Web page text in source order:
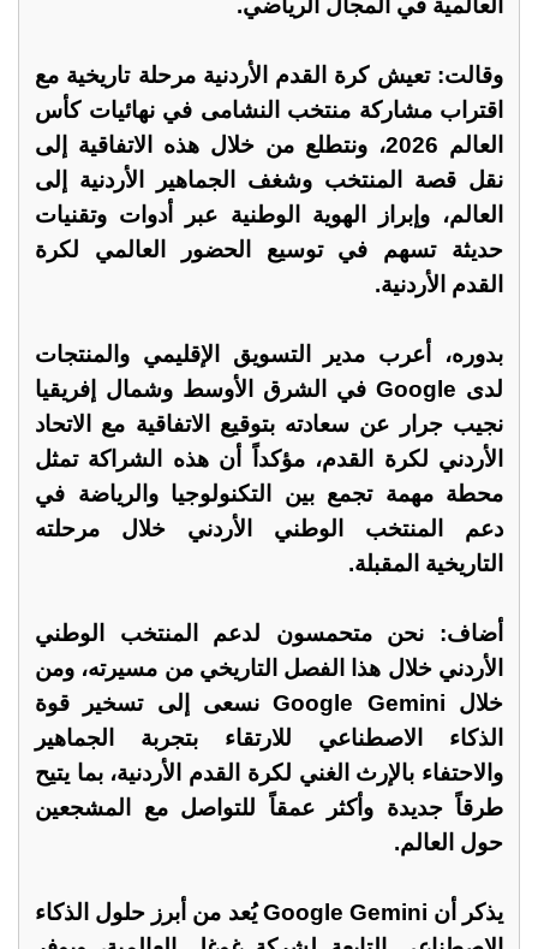
وقالت: تعيش كرة القدم الأردنية مرحلة تاريخية مع
اقتراب مشاركة منتخب النشامى في نهائيات كأس
العالم 2026، ونتطلع من خلال هذه الاتفاقية إلى
نقل قصة المنتخب وشغف الجماهير الأردنية إلى
العالم، وإبراز الهوية الوطنية عبر أدوات وتقنيات
حديثة تسهم في توسيع الحضور العالمي لكرة
القدم الأردنية.
بدوره، أعرب مدير التسويق الإقليمي والمنتجات
لدى Google في الشرق الأوسط وشمال إفريقيا
نجيب جرار عن سعادته بتوقيع الاتفاقية مع الاتحاد
الأردني لكرة القدم، مؤكداً أن هذه الشراكة تمثل
محطة مهمة تجمع بين التكنولوجيا والرياضة في
دعم المنتخب الوطني الأردني خلال مرحلته
التاريخية المقبلة.
أضاف: نحن متحمسون لدعم المنتخب الوطني
الأردني خلال هذا الفصل التاريخي من مسيرته، ومن
خلال Google Gemini نسعى إلى تسخير قوة
الذكاء الاصطناعي للارتقاء بتجربة الجماهير
والاحتفاء بالإرث الغني لكرة القدم الأردنية، بما يتيح
طرقاً جديدة وأكثر عمقاً للتواصل مع المشجعين
حول العالم.
يذكر أن Google Gemini يُعد من أبرز حلول الذكاء